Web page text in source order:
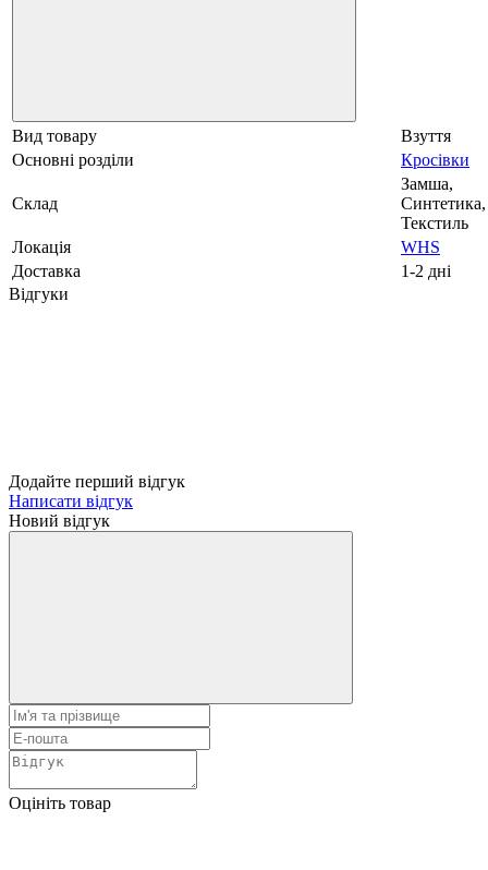
Вид товару
Взуття
Основні розділи
Кросівки
Склад
Замша,
Синтетика,
Текстиль
Локація
WHS
Доставка
1-2 дні
Відгуки
Додайте перший відгук
Написати відгук
Новий відгук
Оцініть товар